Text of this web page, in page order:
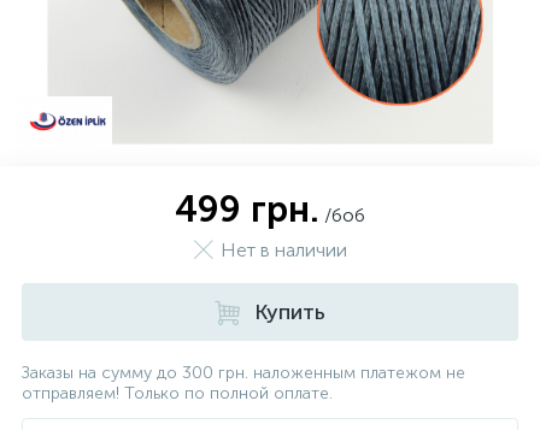
499 грн. /боб
Нет в наличии
Купить
Заказы на сумму до 300 грн. наложенным платежом не
отправляем! Только по полной оплате.